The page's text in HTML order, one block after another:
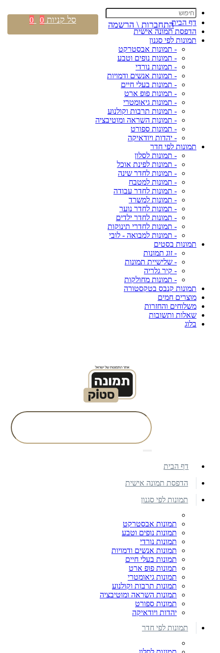
דף הבית
הדפסת תמונה אישית
תמונות לפי סגנון
- תמונות אבסטרקט
- תמונות נופים וטבע
- תמונות נורדי
- תמונות אנשים ודמויות
- תמונות בעלי חיים
- תמונות פופ ארט
- תמונות גיאומטרי
- תמונות תרבות וקולנוע
- תמונות השראה ומוטיבציה
- תמונות ספורט
- יהדות ויודאיקה
תמונות לפי חדר
- תמונות לסלון
- תמונות לפינת אוכל
- תמונות לחדר שינה
- תמונות למטבח
- תמונות לחדר עבודה
- תמונות למשרד
- תמונות לחדר נוער
- תמונות לחדר ילדים
- תמונות לחדרי תינוקות
- תמונות למבואה - לובי
תמונות בסטים
- זוג תמונות
- שלישיית תמונות
- קיר גלריה
- תמונות מחולקות
תמונות קנבס בטקסטורה
מוצרים חמים
משלוחים והחזרות
שאלות ותשובות
בלוג
התחברות \ הרשמה סל קניות 0
0
דף הבית
הדפסת תמונה אישית
תמונות לפי סגנון
תמונות אבסטרקט
תמונות נופים וטבע
תמונות נורדי
תמונות אנשים ודמויות
תמונות בעלי חיים
תמונות פופ ארט
תמונות גיאומטרי
תמונות תרבות וקולנוע
תמונות השראה ומוטיבציה
תמונות ספורט
יהדות ויודאיקה
תמונות לפי חדר